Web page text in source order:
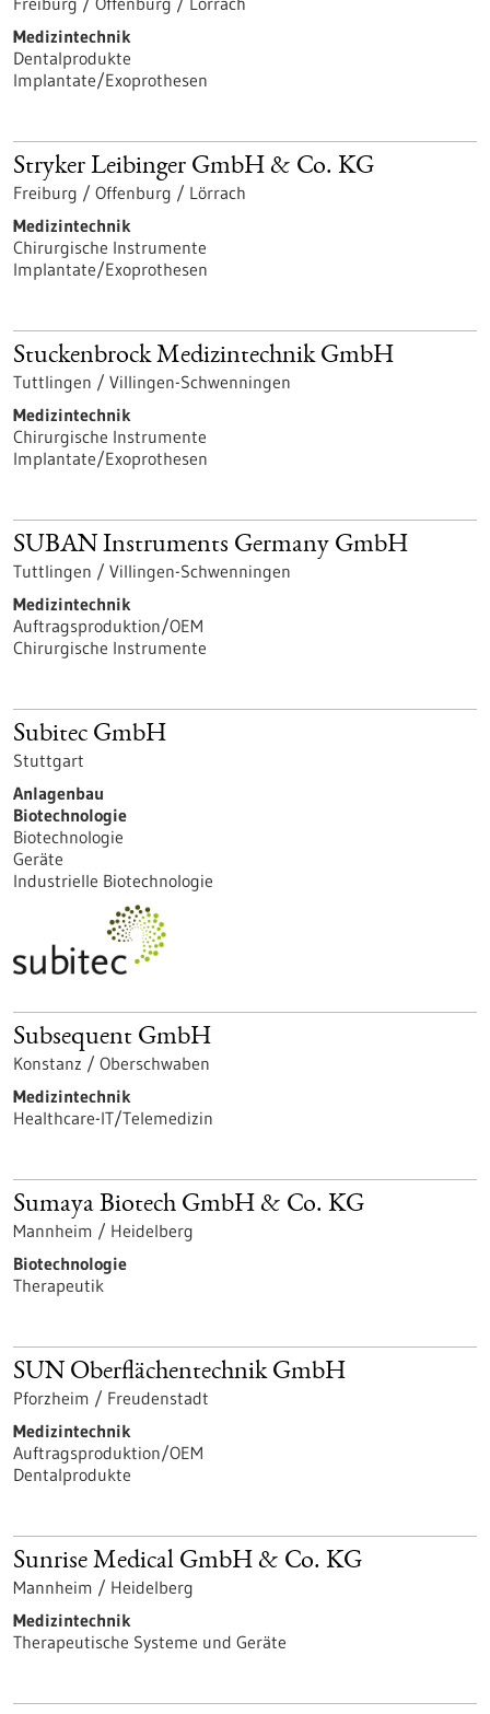
Medizintechnik
Dentalprodukte
Implantate/Exoprothesen
Stryker Leibinger GmbH & Co. KG
Freiburg / Offenburg / Lörrach
Medizintechnik
Chirurgische Instrumente
Implantate/Exoprothesen
Stuckenbrock Medizintechnik GmbH
Tuttlingen / Villingen-Schwenningen
Medizintechnik
Chirurgische Instrumente
Implantate/Exoprothesen
SUBAN Instruments Germany GmbH
Tuttlingen / Villingen-Schwenningen
Medizintechnik
Auftragsproduktion/OEM
Chirurgische Instrumente
Subitec GmbH
Stuttgart
Anlagenbau
Biotechnologie
Biotechnologie
Geräte
Industrielle Biotechnologie
Subsequent GmbH
Konstanz / Oberschwaben
Medizintechnik
Healthcare-IT/Telemedizin
Sumaya Biotech GmbH & Co. KG
Mannheim / Heidelberg
Biotechnologie
Therapeutik
SUN Oberflächentechnik GmbH
Pforzheim / Freudenstadt
Medizintechnik
Auftragsproduktion/OEM
Dentalprodukte
Sunrise Medical GmbH & Co. KG
Mannheim / Heidelberg
Medizintechnik
Therapeutische Systeme und Geräte